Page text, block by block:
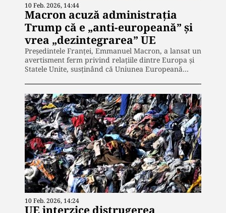
10 Feb. 2026, 14:44
Macron acuză administrația
Trump că e „anti-europeană” și
vrea „dezintegrarea” UE
Președintele Franței, Emmanuel Macron, a lansat un
avertisment ferm privind relațiile dintre Europa și
Statele Unite, susținând că Uniunea Europeană…
10 Feb. 2026, 14:24
UE interzice distrugerea